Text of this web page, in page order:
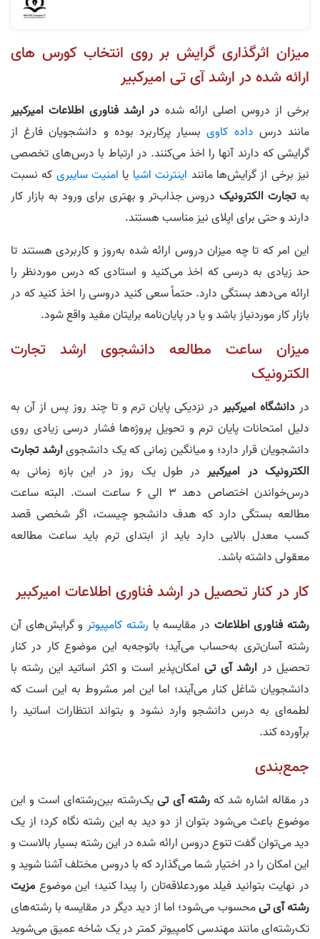
میزان اثرگذاری گرایش بر روی انتخاب کورس‌ های
ارائه شده در ارشد آی‌ تی امیرکبیر
برخی از دروس اصلی ارائه شده در ارشد فناوری اطلاعات امیرکبیر
مانند درس داده کاویبسیار پرکاربرد بوده و دانشجویان فارغ از
گرایشی که دارند آنها را اخذ می‌کنند. در ارتباط با درس‌های تخصصی
نیز برخی از گرایش‌ها مانند اینترنت اشیا یا امنیت سایبری که نسبت
بهتجارت الکترونیکدروس جذاب‌تر و بهتری برای ورود به بازار کار
دارند و حتی برای اپلای نیز مناسب هستند.
این امر که تا چه میزان دروس ارائه شده به‌روز و کاربردی هستند تا
حد زیادی به درسی که اخذ می‌کنید و استادی که درس موردنظر را
ارائه می‌دهد بستگی دارد. حتماً سعی کنید دروسی را اخذ کنید که در
بازار کار موردنیاز باشد و یا در پایان‌نامه برایتان مفید واقع شود.
میزان ساعت مطالعه دانشجوی ارشد تجارت
الکترونیک
در دانشگاه امیرکبیردر نزدیکی پایان ترم و تا چند روز پس از آن به
دلیل امتحانات پایان ترم و تحویل پروژه‌ها فشار درسی زیادی روی
دانشجویان قرار دارد؛ و میانگین زمانی که یک دانشجویارشد تجارت
الکترونیک در امیرکبیردر طول یک روز در این بازه زمانی به
درس‌خواندن اختصاص دهد 3 الی 6 ساعت است. البته ساعت
مطالعه بستگی دارد که هدف دانشجو چیست، اگر شخصی قصد
کسب معدل بالایی دارد باید از ابتدای ترم باید ساعت مطالعه
معقولی داشته باشد.
کار در کنار تحصیل در ارشد فناوری اطلاعات امیرکبیر
رشته فناوری اطلاعات در مقایسه با رشته کامپیوترو گرایش‌های آن
رشته آسان‌تری به‌حساب می‌آید؛ باتوجه‌به این موضوع کار در کنار
تحصیل در ارشدآی‌تیامکان‌پذیر است و اکثر اساتید این رشته با
دانشجویان شاغل کنار می‌آیند؛ اما این امر مشروط به این است که
لطمه‌ای به درس دانشجو وارد نشود و بتواند انتظارات اساتید را
برآورده کند.
جمع‌بندی
در مقاله اشاره شد کهرشتهآی‌تییک‌رشته بین‌رشته‌ای است و این
موضوع باعث می‌شود بتوان از دو دید به این رشته نگاه کرد؛ از یک
دید می‌توان گفت تنوع دروس ارائه شده در این رشته بسیار بالاست و
این امکان را در اختیار شما می‌گذارد که با دروس مختلف آشنا شوید و
در نهایت بتوانید فیلد موردعلاقه‌تان را پیدا کنید؛ این موضوع مزیت
رشتهآی‌تیمحسوب می‌شود؛ اما از دید دیگر در مقایسه با رشته‌های
تک‌رشته‌ای مانند مهندسی کامپیوتر کمتر در یک شاخه عمیق می‌شوید